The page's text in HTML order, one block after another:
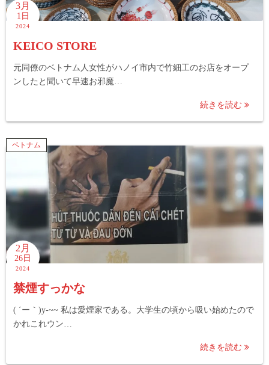
3月
1日
2024
KEICO STORE
元同僚のベトナム人女性がハノイ市内で竹細工のお店をオープ
ンしたと聞いて早速お邪魔…
続きを読む
ベトナム
2月
26日
2024
禁煙すっかな
( ´ー｀)y-~~ 私は愛煙家である。大学生の頃から吸い始めたので
かれこれウン…
続きを読む